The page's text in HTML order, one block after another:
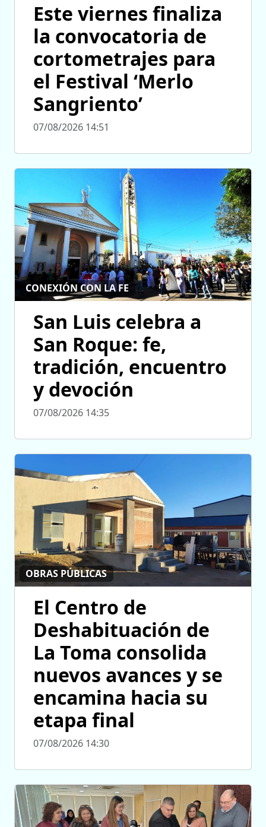
Este viernes finaliza
la convocatoria de
cortometrajes para
el Festival ‘Merlo
Sangriento’
07/08/2026 14:51
CONEXIÓN CON LA FE
San Luis celebra a
San Roque: fe,
tradición, encuentro
y devoción
07/08/2026 14:35
OBRAS PÚBLICAS
El Centro de
Deshabituación de
La Toma consolida
nuevos avances y se
encamina hacia su
etapa final
07/08/2026 14:30